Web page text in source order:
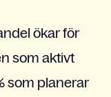
ökar för
som aktivt
som planerar